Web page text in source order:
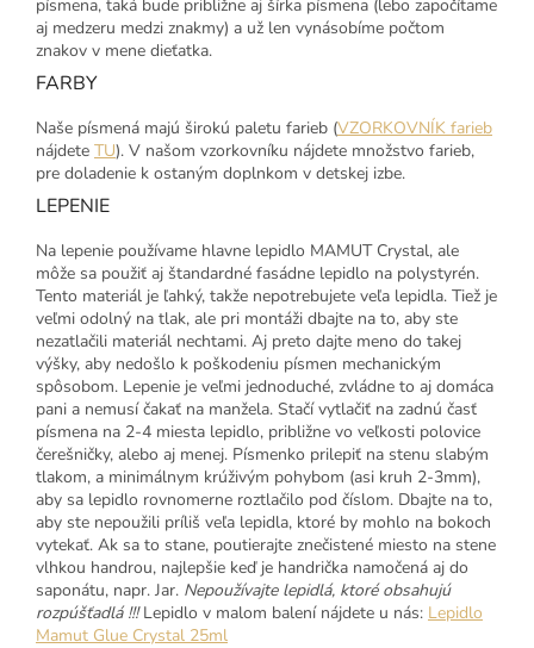
písmena, taká bude približne aj šírka písmena (lebo započítame
aj medzeru medzi znakmy) a už len vynásobíme počtom
znakov v mene dieťatka.
FARBY
Naše písmená majú širokú paletu farieb (VZORKOVNÍK farieb
nájdete TU). V našom vzorkovníku nájdete množstvo farieb,
pre doladenie k ostaným doplnkom v detskej izbe.
LEPENIE
Na lepenie používame hlavne lepidlo MAMUT Crystal, ale
môže sa použiť aj štandardné fasádne lepidlo na polystyrén.
Tento materiál je ľahký, takže nepotrebujete veľa lepidla. Tiež je
veľmi odolný na tlak, ale pri montáži dbajte na to, aby ste
nezatlačili materiál nechtami. Aj preto dajte meno do takej
výšky, aby nedošlo k poškodeniu písmen mechanickým
spôsobom. Lepenie je veľmi jednoduché, zvládne to aj domáca
pani a nemusí čakať na manžela. Stačí vytlačiť na zadnú časť
písmena na 2-4 miesta lepidlo, približne vo veľkosti polovice
čerešničky, alebo aj menej. Písmenko prilepiť na stenu slabým
tlakom, a minimálnym krúživým pohybom (asi kruh 2-3mm),
aby sa lepidlo rovnomerne roztlačilo pod číslom. Dbajte na to,
aby ste nepoužili príliš veľa lepidla, ktoré by mohlo na bokoch
vytekať. Ak sa to stane, poutierajte znečistené miesto na stene
vlhkou handrou, najlepšie keď je handrička namočená aj do
saponátu, napr. Jar. Nepoužívajte lepidlá, ktoré obsahujú
rozpúšťadlá !!!Lepidlo v malom balení nájdete u nás: Lepidlo
Mamut Glue Crystal 25ml